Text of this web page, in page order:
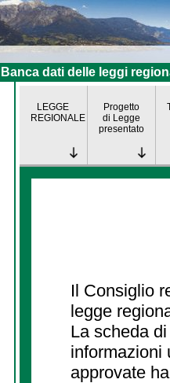
Banca dati delle leggi
LEGGE
REGIONALE
Progetto
di Legge
presentato
Il Consiglio
legge
La scheda
informazioni
approvate